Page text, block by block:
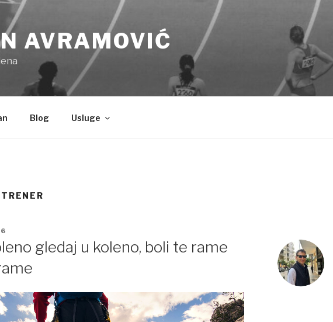
AVRAMOVIĆ
Blog Usluge
TRENER
gledaj u koleno, boli te rame